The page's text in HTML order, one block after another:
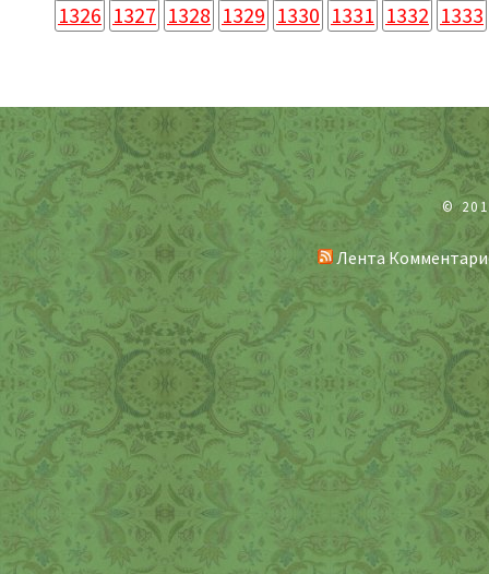
1326 1327 1328 1329 1330 1331 1332 1333
©
Лента